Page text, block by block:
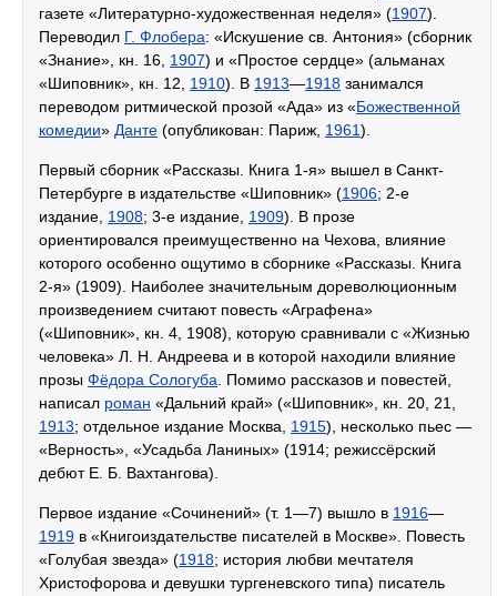
газете «Литературно-художественная неделя» (1907).
Переводил Г. Флобера: «Искушение св. Антония» (сборник
«Знание», кн. 16, 1907) и «Простое сердце» (альманах
«Шиповник», кн. 12, 1910). В 1913—1918 занимался
переводом ритмической прозой «Ада» из «Божественной
комедии» Данте (опубликован: Париж, 1961).
Первый сборник «Рассказы. Книга 1-я» вышел в Санкт-
Петербурге в издательстве «Шиповник» (1906; 2-е
издание, 1908; 3-е издание, 1909). В прозе
ориентировался преимущественно на Чехова, влияние
которого особенно ощутимо в сборнике «Рассказы. Книга
2-я» (1909). Наиболее значительным дореволюционным
произведением считают повесть «Аграфена»
(«Шиповник», кн. 4, 1908), которую сравнивали с «Жизнью
человека» Л. Н. Андреева и в которой находили влияние
прозы Фёдора Сологуба . Помимо рассказов и повестей,
написал роман «Дальний край» («Шиповник», кн. 20, 21,
1913; отдельное издание Москва, 1915), несколько пьес —
«Верность», «Усадьба Ланиных» (1914; режиссёрский
дебют Е. Б. Вахтангова).
Первое издание «Сочинений» (т. 1—7) вышло в 1916—
1919 в «Книгоиздательстве писателей в Москве». Повесть
«Голубая звезда» (1918; история любви мечтателя
Христофорова и девушки тургеневского типа) писатель